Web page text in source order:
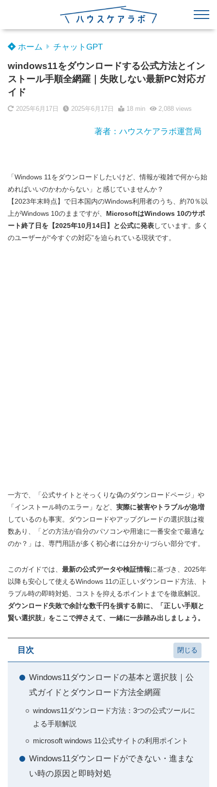
ホーム チャットGPT
windows11をダウンロードする公式方法とイン
ストール手順全網羅｜失敗しない最新PC対応ガ
イド
2025年6月17日 2025年6月17日 18 min 2,088views
著者：ハウスケアラボ運営局
「Windows 11をダウンロードしたいけど、情報が複雑で何から始
めればいいのかわからない」と感じていませんか？
【2023年末時点】で日本国内のWindows利用者のうち、約70％以
上がWindows 10のままですが、 MicrosoftはWindows 10のサポ
ート終了日を【2025年10月14日】と公式に発表しています。多く
のユーザーが“今すぐの対応”を迫られている現状です。
一方で、「公式サイトとそっくりな偽のダウンロードページ」や
「インストール時のエラー」など、 実際に被害やトラブルが急増
しているのも事実。ダウンロードやアップグレードの選択肢は複
数あり、「どの方法が自分のパソコンや用途に一番安全で最適な
のか？」は、専門用語が多く初心者には分かりづらい部分です。
このガイドでは、 最新の公式データや検証情報に基づき、2025年
以降も安心して使えるWindows 11の正しいダウンロード方法、ト
ラブル時の即時対処、コストを抑えるポイントまでを徹底解説。
ダウンロード失敗で余計な数千円を損する前に、「正しい手順と
賢い選択肢」をここで押さえて、一緒に一歩踏み出しましょう。
目次
Windows11ダウンロードの基本と選択肢｜公
式ガイドとダウンロード方法全網羅
windows11ダウンロード方法：3つの公式ツールに
よる手順解説
microsoft windows 11公式サイトの利用ポイント
Windows11ダウンロードができない・進まな
い時の原因と即時対処